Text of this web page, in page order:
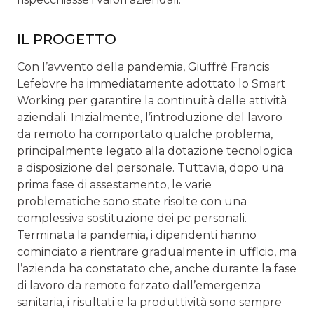
IL PROGETTO
Con l’avvento della pandemia, Giuffrè Francis
Lefebvre ha immediatamente adottato lo Smart
Working per garantire la continuità delle attività
aziendali. Inizialmente, l’introduzione del lavoro
da remoto ha comportato qualche problema,
principalmente legato alla dotazione tecnologica
a disposizione del personale. Tuttavia, dopo una
prima fase di assestamento, le varie
problematiche sono state risolte con una
complessiva sostituzione dei pc personali.
Terminata la pandemia, i dipendenti hanno
cominciato a rientrare gradualmente in ufficio, ma
l’azienda ha constatato che, anche durante la fase
di lavoro da remoto forzato dall’emergenza
sanitaria, i risultati e la produttività sono sempre